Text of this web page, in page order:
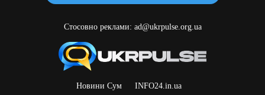
Стосовно реклами: ad@ukrpulse.org.ua
Новини Сум INFO24.in.ua